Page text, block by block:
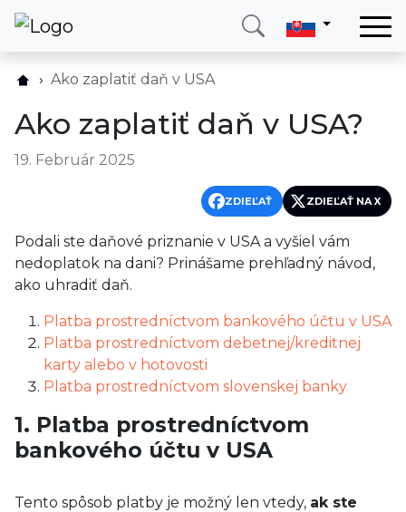
Krajina
O nás
Kontakt
Ako zaplatiť daň v USA
Ako zaplatiť daň v USA?
19. Február 2025
ZDIEĽAŤ ZDIEĽAŤ NA X
Podali ste daňové priznanie v USA a vyšiel vám
nedoplatok na dani? Prinášame prehľadný návod,
ako uhradiť daň.
Platba prostredníctvom bankového účtu v USA
Platba prostredníctvom debetnej/kreditnej
karty alebo v hotovosti
Platba prostredníctvom slovenskej banky
1. Platba prostredníctvom
bankového účtu v USA
Tento spôsob platby je možný len vtedy, ak ste